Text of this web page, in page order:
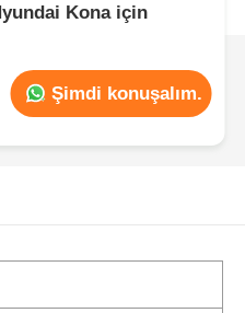
Kona için
Şimdi konuşalım.